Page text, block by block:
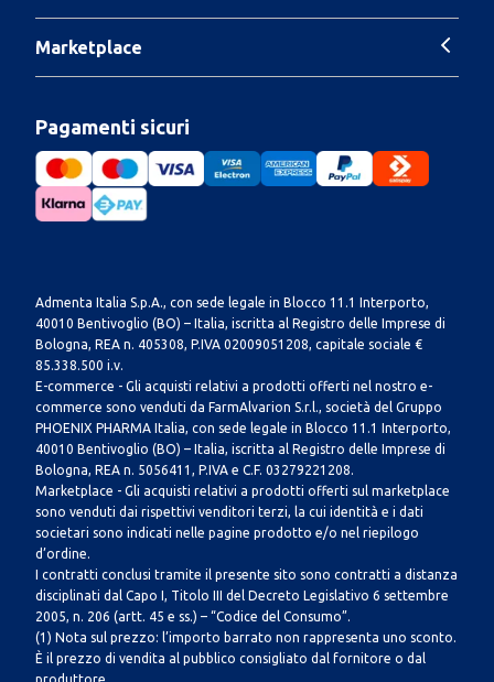
Marketplace
Pagamenti sicuri
Admenta Italia S.p.A., con sede legale in Blocco 11.1 Interporto,
40010 Bentivoglio (BO) – Italia, iscritta al Registro delle Imprese di
Bologna, REA n. 405308, P.IVA 02009051208, capitale sociale €
85.338.500 i.v.
E-commerce - Gli acquisti relativi a prodotti offerti nel nostro e-
commerce sono venduti da FarmAlvarion S.r.l., società del Gruppo
PHOENIX PHARMA Italia, con sede legale in Blocco 11.1 Interporto,
40010 Bentivoglio (BO) – Italia, iscritta al Registro delle Imprese di
Bologna, REA n. 5056411, P.IVA e C.F. 03279221208.
Marketplace - Gli acquisti relativi a prodotti offerti sul marketplace
sono venduti dai rispettivi venditori terzi, la cui identità e i dati
societari sono indicati nelle pagine prodotto e/o nel riepilogo
d’ordine.
I contratti conclusi tramite il presente sito sono contratti a distanza
disciplinati dal Capo I, Titolo III del Decreto Legislativo 6 settembre
2005, n. 206 (artt. 45 e ss.) – “Codice del Consumo”.
(1) Nota sul prezzo: l’importo barrato non rappresenta uno sconto.
È il prezzo di vendita al pubblico consigliato dal fornitore o dal